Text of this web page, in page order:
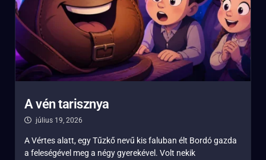
A vén tarisznya
július 19, 2026
A Vértes alatt, egy Tűzkő nevű kis faluban élt Bordó gazda
a feleségével meg a négy gyerekével. Volt nekik